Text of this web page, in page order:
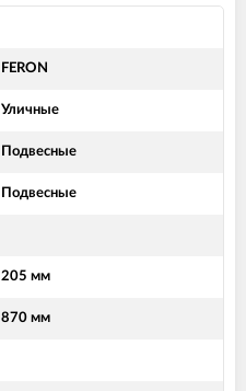
FERON
Уличные
Подвесные
Подвесные
205 мм
870 мм